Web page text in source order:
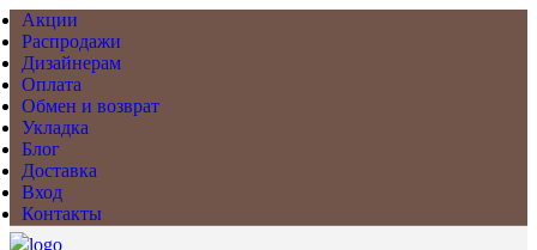
Акции
Распродажи
Дизайнерам
Оплата
Обмен и возврат
Укладка
Блог
Доставка
Вход
Контакты